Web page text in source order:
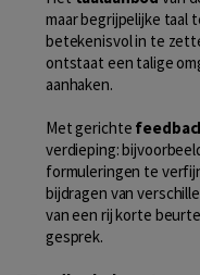
maar begrijpelijke taal
betekenisvol in te
ontstaat een talige
aanhaken.
Met gerichte
verdieping:
formuleringen te
bijdragen van
van een rij korte
gesprek.